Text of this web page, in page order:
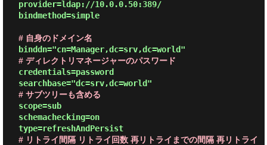
# 自身のドメイン名
# ディレクトリマネージャーのパスワード
# サブツリーも含める
  type=refreshAndPersist
# リトライ間隔 リトライ回数 再リトライまでの間隔 再リトライ